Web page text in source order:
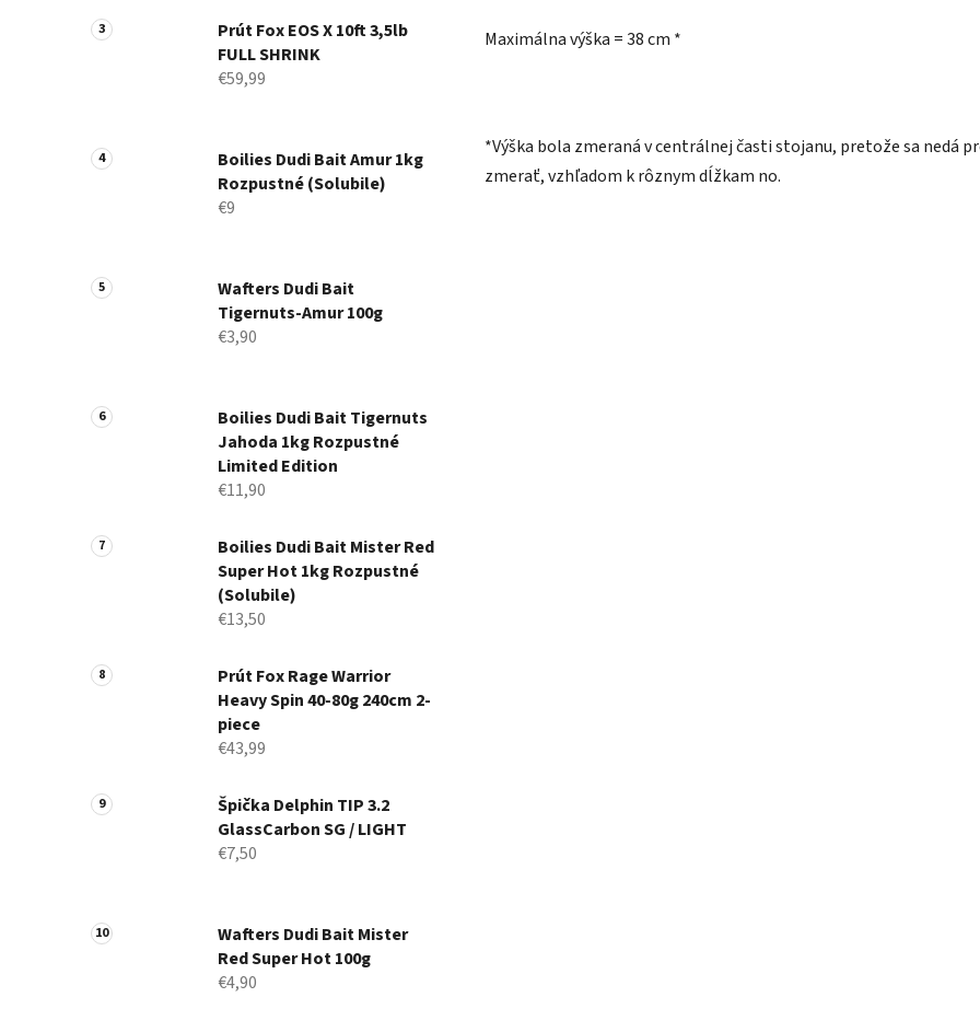
Prút Fox EOS X 10ft 3,5lb
FULL SHRINK
€59,99
Boilies Dudi Bait Amur 1kg
Rozpustné (Solubile)
€9
Wafters Dudi Bait
Tigernuts-Amur 100g
€3,90
Boilies Dudi Bait Tigernuts
Jahoda 1kg Rozpustné
Limited Edition
€11,90
Boilies Dudi Bait Mister Red
Super Hot 1kg Rozpustné
(Solubile)
€13,50
Prút Fox Rage Warrior
Heavy Spin 40-80g 240cm 2-
piece
€43,99
Špička Delphin TIP 3.2
GlassCarbon SG / LIGHT
€7,50
Wafters Dudi Bait Mister
Red Super Hot 100g
€4,90
Maximálna výška = 38 cm *
*Výška bola zmeraná v centrálnej časti stojanu, pretože sa nedá
zmerať, vzhľadom k rôznym dĺžkam no.